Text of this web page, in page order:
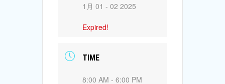
1月 01 - 02 2025
Expired!
TIME
8:00 AM - 6:00 PM